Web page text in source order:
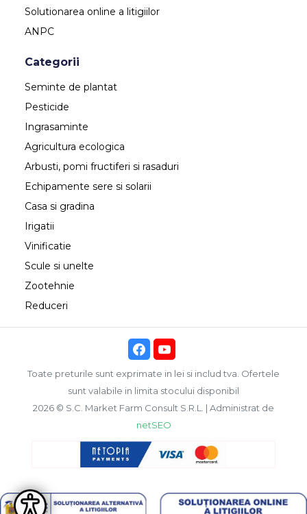
Solutionarea online a litigiilor
ANPC
Categorii
Seminte de plantat
Pesticide
Ingrasaminte
Agricultura ecologica
Arbusti, pomi fructiferi si rasaduri
Echipamente sere si solarii
Casa si gradina
Irigatii
Vinificatie
Scule si unelte
Zootehnie
Reduceri
Toate preturile sunt exprimate in lei si includ tva. Ofertele
sunt valabile in limita stocului disponibil
2026 © S.C. Market Farm Consult S.R.L. | Administrat de
netSEO